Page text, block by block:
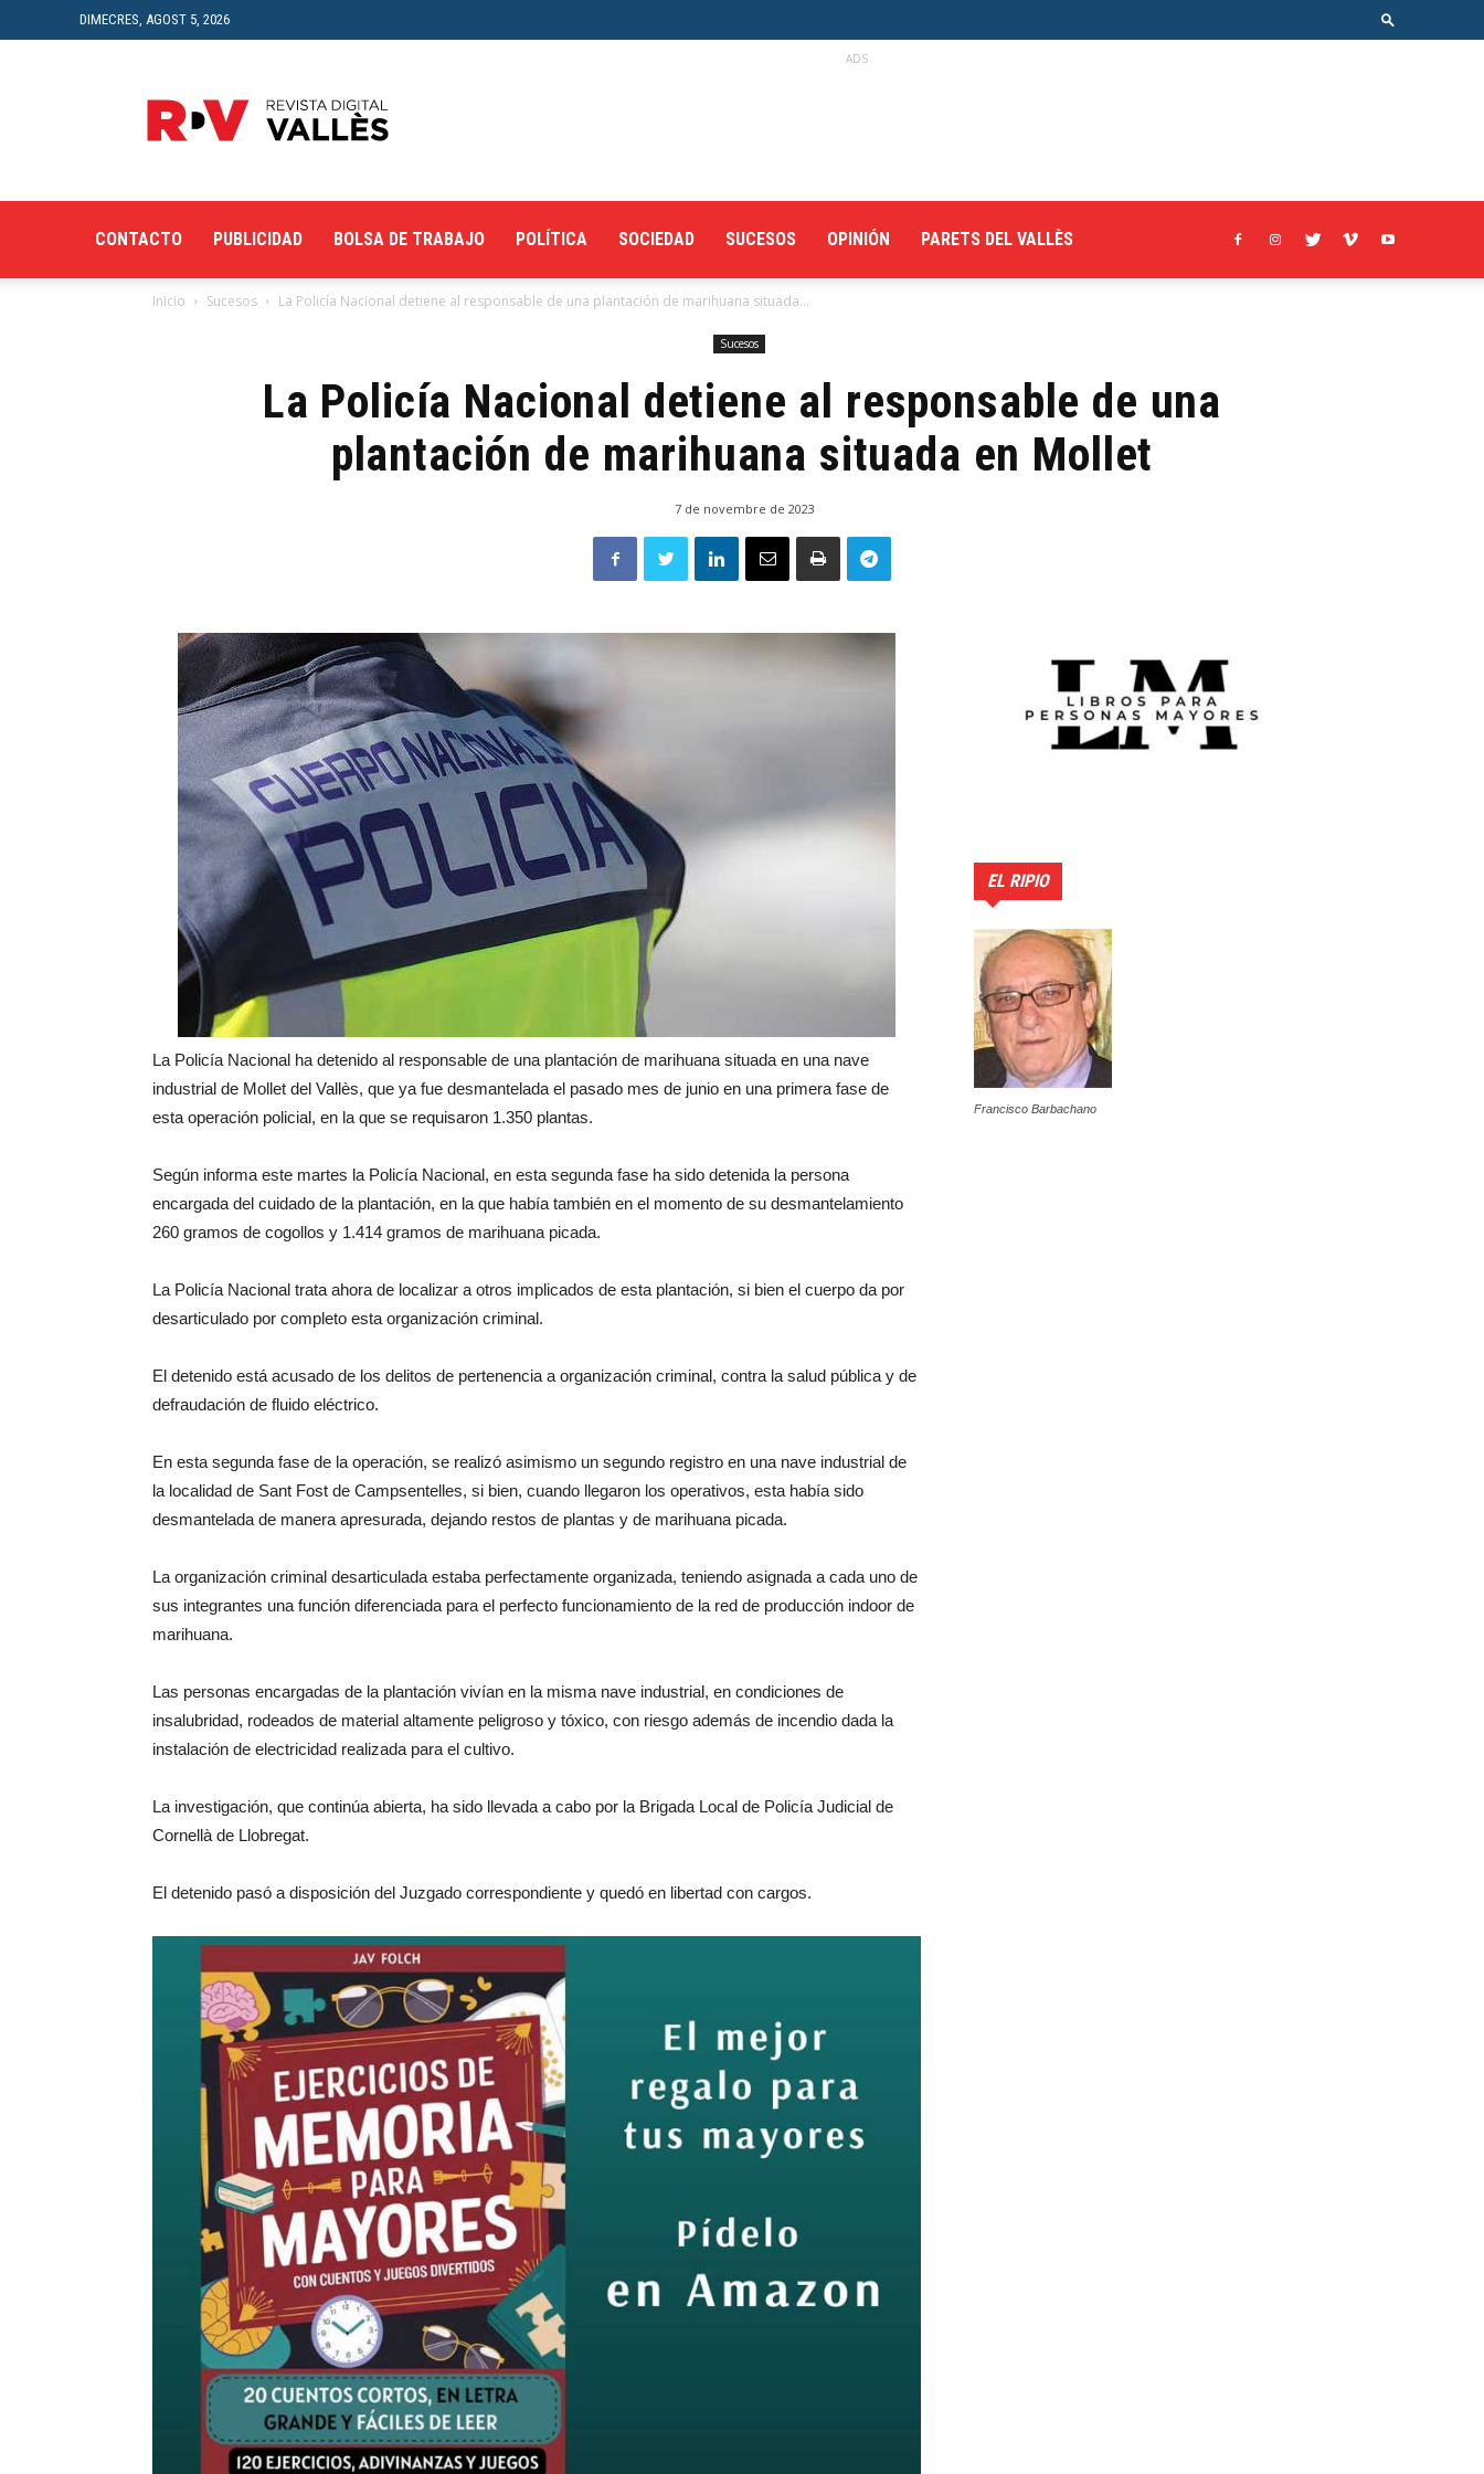
DIMECRES, AGOST 5, 2026
Digital
del
ADS
CONTACTO PUBLICIDAD BOLSA DE TRABAJO POLÍTICA SOCIEDAD SUCESOS OPINIÓN PARETS DEL VALLÈS
Inicio Sucesos La Policía Nacional detiene al responsable de una plantación de marihuana situada...
Sucesos
La Policía Nacional detiene al responsable de una
plantación de marihuana situada en Mollet
7 de novembre de 2023
La Policía Nacional ha detenido al responsable de una plantación de marihuana situada en una nave
industrial de Mollet del Vallès, que ya fue desmantelada el pasado mes de junio en una primera fase de
esta operación policial, en la que se requisaron 1.350 plantas.
Según informa este martes la Policía Nacional, en esta segunda fase ha sido detenida la persona
encargada del cuidado de la plantación, en la que había también en el momento de su desmantelamiento
260 gramos de cogollos y 1.414 gramos de marihuana picada.
La Policía Nacional trata ahora de localizar a otros implicados de esta plantación, si bien el cuerpo da por
desarticulado por completo esta organización criminal.
El detenido está acusado de los delitos de pertenencia a organización criminal, contra la salud pública y de
defraudación de fluido eléctrico.
En esta segunda fase de la operación, se realizó asimismo un segundo registro en una nave industrial de
la localidad de Sant Fost de Campsentelles, si bien, cuando llegaron los operativos, esta había sido
desmantelada de manera apresurada, dejando restos de plantas y de marihuana picada.
La organización criminal desarticulada estaba perfectamente organizada, teniendo asignada a cada uno de
sus integrantes una función diferenciada para el perfecto funcionamiento de la red de producción indoor de
marihuana.
Las personas encargadas de la plantación vivían en la misma nave industrial, en condiciones de
insalubridad, rodeados de material altamente peligroso y tóxico, con riesgo además de incendio dada la
instalación de electricidad realizada para el cultivo.
La investigación, que continúa abierta, ha sido llevada a cabo por la Brigada Local de Policía Judicial de
Cornellà de Llobregat.
El detenido pasó a disposición del Juzgado correspondiente y quedó en libertad con cargos.
EL RIPIO
Francisco Barbachano